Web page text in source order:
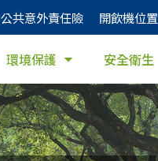
公共意外責任險 開飲機位置
環境保護 安全衛生